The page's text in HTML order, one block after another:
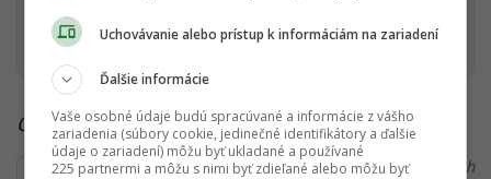
Pridať ako preferovaný zdroj
Startitup, odkaz sa otvorí v
Čítaj viac z kategórie:Auto
Ďakujeme, že čítaš Startitup. V prípade, že máš postreh
Uchovávanie alebo prístup k informáciám na zariadení
Ďalšie informácie
Vaše osobné údaje budú spracúvané a informácie z vášho
zariadenia (súbory cookie, jedinečné identifikátory a ďalšie
údaje o zariadení) môžu byť ukladané a používané
225 partnermi a môžu s nimi byť zdieľané alebo môžu byť